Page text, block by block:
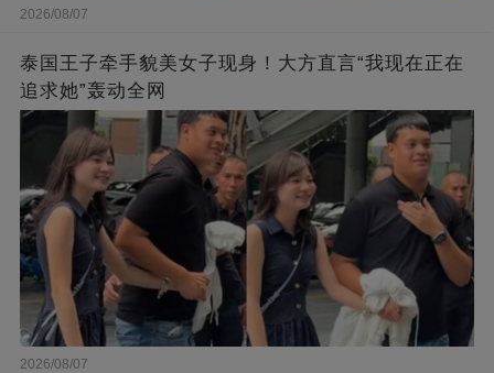
2026/08/07
泰国王子牵手貌美女子现身！大方直言“我现在正在
追求她”轰动全网
2026/08/07